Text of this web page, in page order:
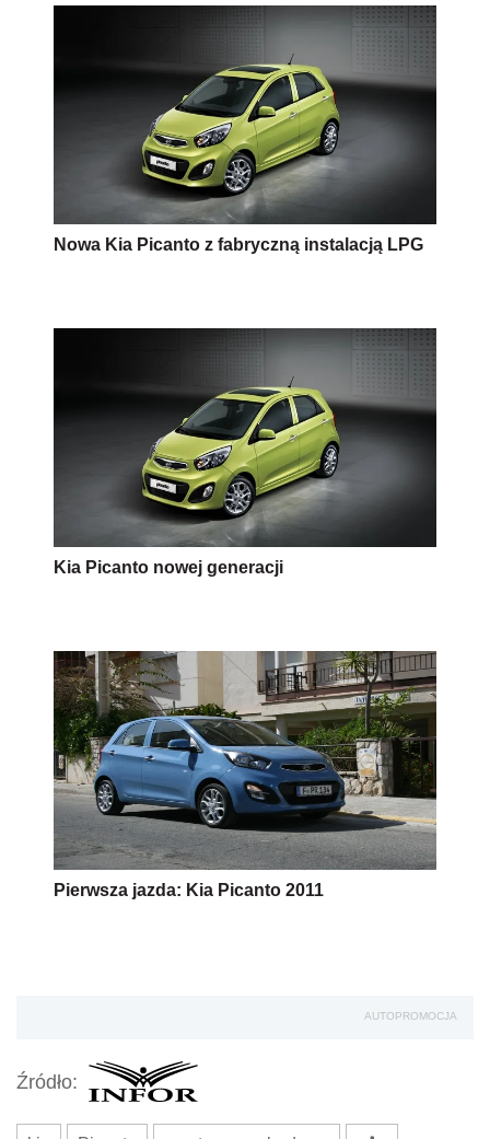
Nowa Kia Picanto z fabryczną instalacją LPG
Kia Picanto nowej generacji
Pierwsza jazda: Kia Picanto 2011
AUTOPROMOCJA
Źródło: